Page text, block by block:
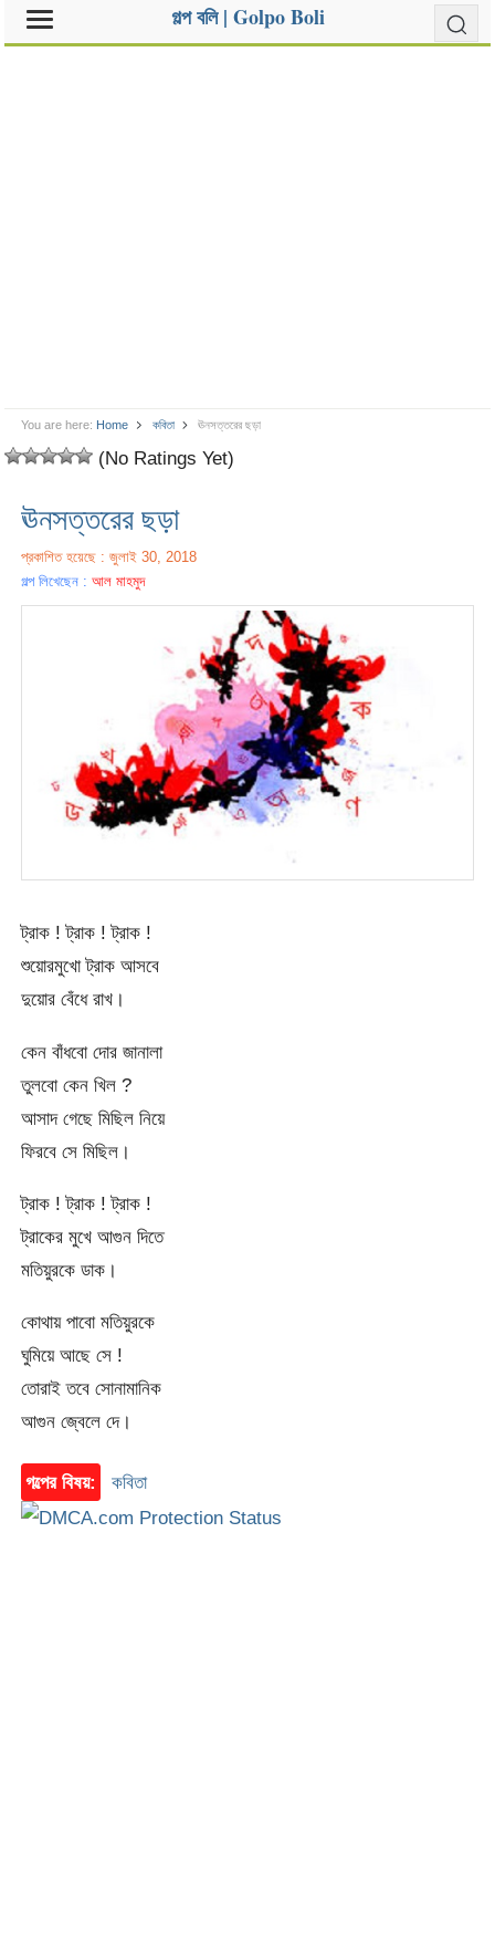
গল্প বলি | Golpo Boli
You are here: Home কবিতা ঊনসত্তরের ছড়া
(No Ratings Yet)
ঊনসত্তরের ছড়া
প্রকাশিত হয়েছে : জুলাই 30, 2018
গল্প লিখেছেন :আল মাহমুদ
ট্রাক ! ট্রাক ! ট্রাক !
শুয়োরমুখো ট্রাক আসবে
দুয়োর বেঁধে রাখ।
কেন বাঁধবো দোর জানালা
তুলবো কেন খিল ?
আসাদ গেছে মিছিল নিয়ে
ফিরবে সে মিছিল।
ট্রাক ! ট্রাক ! ট্রাক !
ট্রাকের মুখে আগুন দিতে
মতিয়ুরকে ডাক।
কোথায় পাবো মতিয়ুরকে
ঘুমিয়ে আছে সে !
তোরাই তবে সোনামানিক
আগুন জ্বেলে দে।
গল্পের বিষয়: কবিতা